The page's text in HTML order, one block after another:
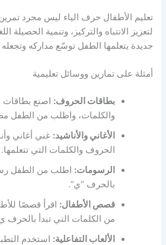
تعليم الأطفال حرف الياء ليس مجرد
لتعزيز الانتباه والتركيز، وتنمية الحصيلة
جديدة يتعلمها الطفل توسّع مداركه وتجعله
أمثلة على تمارين ووسائل تعليمية
بطاقات الحروف: اصنع
والكلمات، واطلب من الطفل
الأغاني والأناشيد: غني أغاني
الحروف والكلمات التي تتعلمها.
الرسومات: اطلب من الطفل
بالحرف “ي”.
قصص الأطفال: اقرأ قصصًا
من الكلمات التي تبدأ بالحرف
الألعاب التفاعلية: استخدم